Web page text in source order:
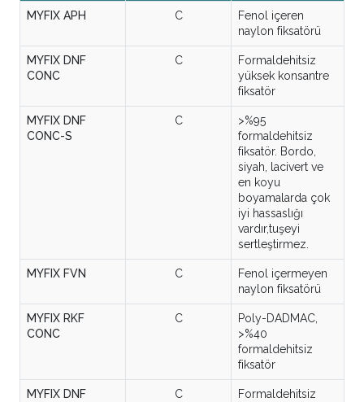
MYFIX APH C
Fenol içeren
naylon fiksatörü
MYFIX DNF
CONC
C
Formaldehitsiz
yüksek konsantre
fiksatör
MYFIX DNF
CONC-S
C
>%95
formaldehitsiz
fiksatör. Bordo,
siyah, lacivert ve
en koyu
boyamalarda çok
iyi hassaslığı
vardır,tuşeyi
sertleştirmez.
MYFIX FVN C
Fenol içermeyen
naylon fiksatörü
MYFIX RKF
CONC
C
Poly-DADMAC,
>%40
formaldehitsiz
fiksatör
MYFIX DNF C
Formaldehitsiz